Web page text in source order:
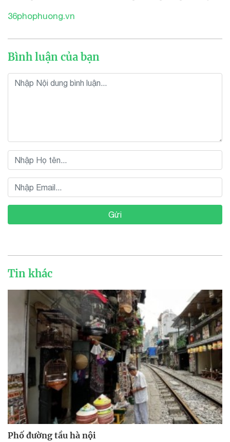
36phophuong.vn
Bình luận của bạn
Gửi
Tin khác
Phố đường tầu hà nội